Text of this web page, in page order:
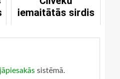
iemaitātās sirdis
jāpiesakās sistēmā.